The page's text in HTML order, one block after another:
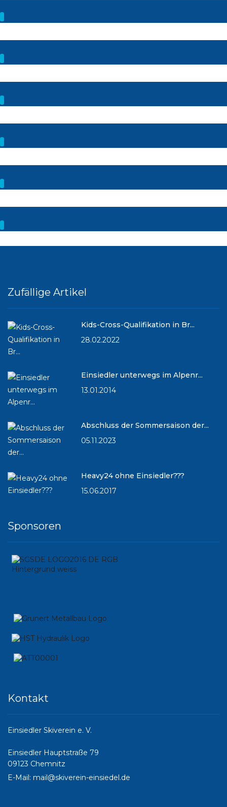
Zufällige Artikel
Kids-Cross-Qualifikation in Br...
28.02.2022
Einsiedler unterwegs im Alpenr...
13.01.2014
Abschluss der Sommersaison der...
05.11.2023
Heavy24 ohne Einsiedler???
15.06.2017
Sponsoren
Kontakt
Einsiedler Skiverein e. V.
Einsiedler Hauptstraße 79
09123 Chemnitz
E-Mail: mail@skiverein-einsiedel.de